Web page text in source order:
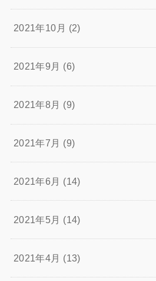
2021年10月 (2)
2021年9月 (6)
2021年8月 (9)
2021年7月 (9)
2021年6月 (14)
2021年5月 (14)
2021年4月 (13)